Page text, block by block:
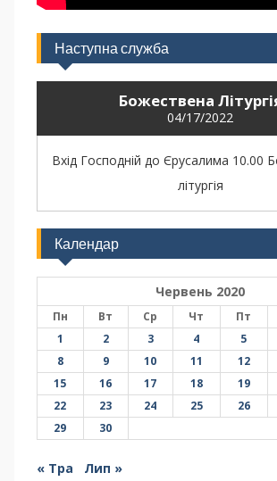
Наступна служба
Божествена
04/17/2022
Вхід Господній до Єрусалима 10.00
літургія
Календар
Червень 2020
Пн Вт Ср Чт Пт
1
2 3 4 5
8
9 10 11 12
15
16 17 18 19
22
23 24 25 26
29
30
« Тра Лип »